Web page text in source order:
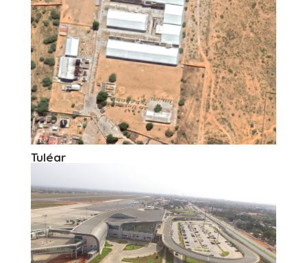
Tuléar